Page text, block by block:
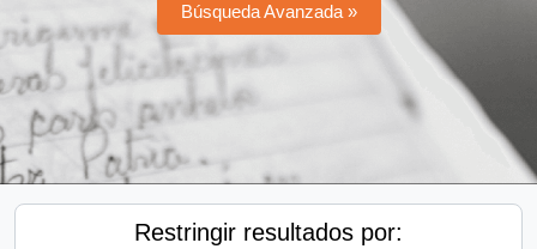
Búsqueda Avanzada »
Restringir resultados por: